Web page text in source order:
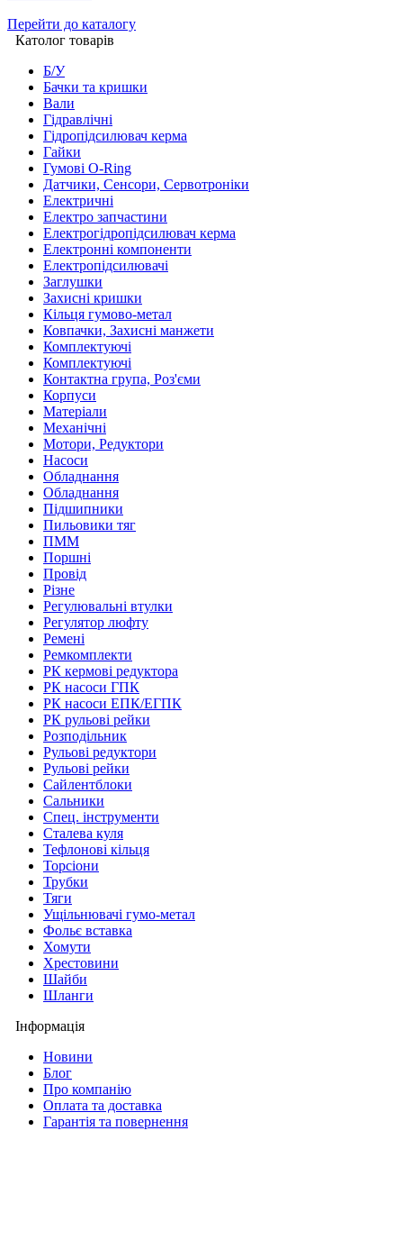
Перейти до каталогу
Католог товарів
Б/У
Бачки та кришки
Вали
Гідравлічні
Гідропідсилювач керма
Гайки
Гумові O-Ring
Датчики, Сенсори, Сервотроніки
Електричні
Електро запчастини
Електрогідропідсилювач керма
Електронні компоненти
Електропідсилювачі
Заглушки
Захисні кришки
Кільця гумово-метал
Ковпачки, Захисні манжети
Комплектуючі
Комплектуючі
Контактна група, Роз'єми
Корпуси
Матеріали
Механічні
Мотори, Редуктори
Насоси
Обладнання
Обладнання
Підшипники
Пильовики тяг
ПММ
Поршні
Провід
Різне
Регулювальні втулки
Регулятор люфту
Ремені
Ремкомплекти
РК кермові редуктора
РК насоси ГПК
РК насоси ЕПК/ЕГПК
РК рульові рейки
Розподільник
Рульові редуктори
Рульові рейки
Сайлентблоки
Сальники
Спец. інструменти
Сталева куля
Тефлонові кільця
Торсіони
Трубки
Тяги
Ущільнювачі гумо-метал
Фольє вставка
Хомути
Хрестовини
Шайби
Шланги
Інформація
Новини
Блог
Про компанію
Оплата та доставка
Гарантія та повернення